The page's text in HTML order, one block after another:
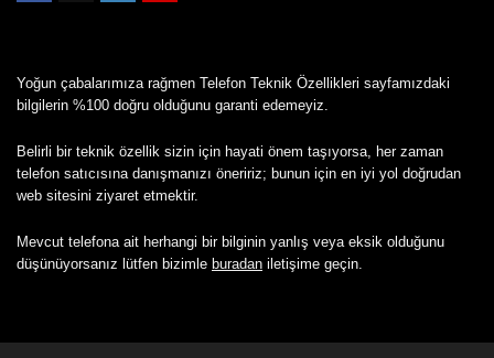
Yoğun çabalarımıza rağmen Telefon Teknik Özellikleri sayfamızdaki
bilgilerin %100 doğru olduğunu garanti edemeyiz.
Belirli bir teknik özellik sizin için hayati önem taşıyorsa, her zaman
telefon satıcısına danışmanızı öneririz; bunun için en iyi yol doğrudan
web sitesini ziyaret etmektir.
Mevcut telefona ait herhangi bir bilginin yanlış veya eksik olduğunu
düşünüyorsanız lütfen bizimle buradan iletişime geçin.